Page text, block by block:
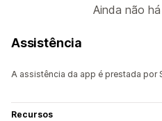
Ainda não
Assistência
A assistência da app é prestada por
Recursos